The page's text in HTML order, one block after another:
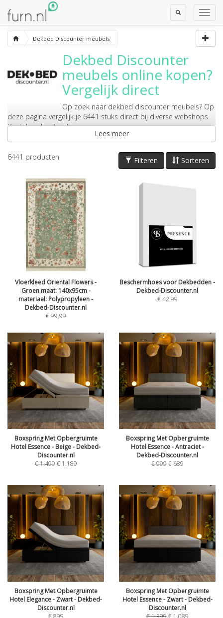
Toggle
Search
Dekbed Discounter meubels
Dekbed Discounter
meubels online kopen?
Vergelijk direct
Op zoek naar dekbed discounter meubels? Op
deze pagina vergelijk je 6441 stuks direct bij diverse webshops.
Bestel er direct online.
Lees meer
Sorteren
Filteren
6441 producten
Vloerkleed Oriental Flowers -
Groen maat: 140x95cm -
materiaal: Polypropyleen -
Dekbed-Discounter.nl
€99,99
Beschermhoes voor Dekbedden -
Dekbed-Discounter.nl
€42,99
Boxspring Met Opbergruimte
Hotel Essence - Beige - Dekbed-
Discounter.nl
€1.499 € 1.189
Boxspring Met Opbergruimte
Hotel Essence - Antraciet -
Dekbed-Discounter.nl
€999 € 689
Boxspring Met Opbergruimte
Hotel Elegance - Zwart - Dekbed-
Discounter.nl
€899
Boxspring Met Opbergruimte
Hotel Essence - Zwart - Dekbed-
Discounter.nl
€1.399 € 1.089